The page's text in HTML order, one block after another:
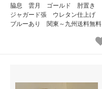
脇息 雲月 ゴールド 肘置き
ジャガード張 ウレタン仕上げ
ブルーあり 関東～九州送料無料